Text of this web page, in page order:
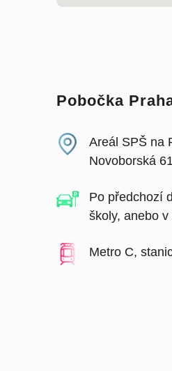
Pobočka
Areál SPŠ na
Novoborská
Po předchozí
školy, anebo
Metro C,